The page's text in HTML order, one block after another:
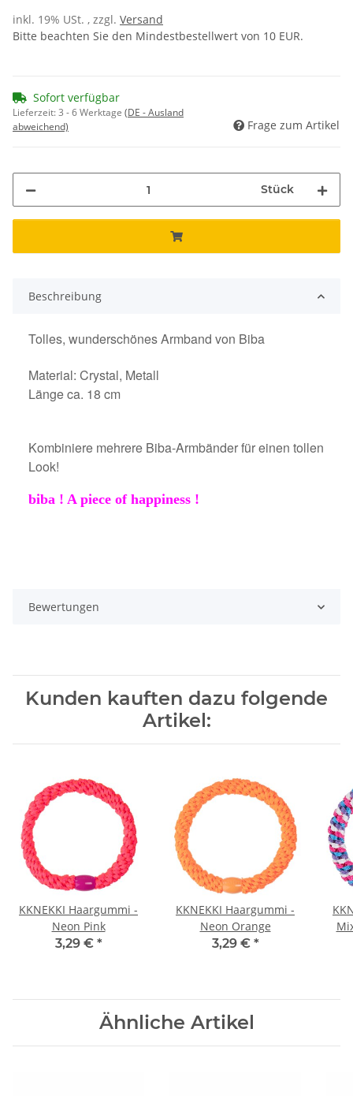
inkl. 19% USt. , zzgl. Versand
Bitte beachten Sie den Mindestbestellwert von 10 EUR.
Sofort verfügbar
Lieferzeit:3 - 6 Werktage (DE - Ausland
abweichend)
Frage zum Artikel
Stück
Beschreibung
Tolles, wunderschönes Armband von Biba
Material: Crystal, Metall
Länge ca. 18 cm
Kombiniere mehrere Biba-Armbänder für einen tollen
Look!
biba ! A piece of happiness !
Bewertungen
Kunden kauften dazu folgende
Artikel:
KKNEKKI Haargummi -
Neon Pink
3,29 € *
KKNEKKI Haargummi -
Neon Orange
3,29 € *
Ähnliche Artikel